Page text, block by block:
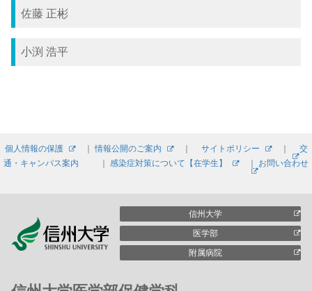
佐藤 正彬
小渕 浩平
個人情報の保護 ｜情報公開のご案内 ｜ サイトポリシー ｜ 交
通・キャンパス案内
感染症対策について【在学生】 お問い合わせ
信州大学
医学部
附属病院